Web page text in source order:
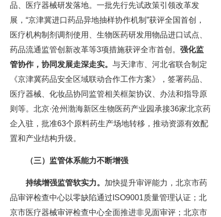
品、医疗器械研发落地。一批先行先试政策引领改革发
展，“京津冀进口药品异地抽样协作机制”获评全国首创，
医疗机构制剂调剂使用、生物医药研发用物品进口试点、
药品流通监管创新改革等3项措施获评全市首创。 强化监
管协作，协同发展走深走实。 与天津市、河北省联合制定
《京津冀药品安全区域联动合作工作方案》，签署药品、
医疗器械、化妆品协同监管相关框架协议、办法和指导原
则等。北京·沧州渤海新区生物医药产业园承接36家北京药
企入驻，批准63个原料药生产场地转移，推动资源有效配
置和产业结构升级。
（三）监管体系能力不断增强
持续增强监管软实力。 加快提升审评能力，北京市药
品审评检查中心以零缺陷通过ISO9001质量管理认证；北
京市医疗器械审评检查中心全面推进非见面审评；北京市